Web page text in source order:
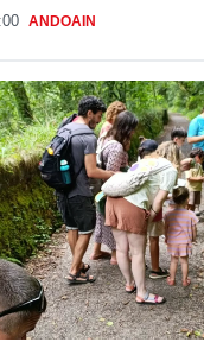
ANDOAIN